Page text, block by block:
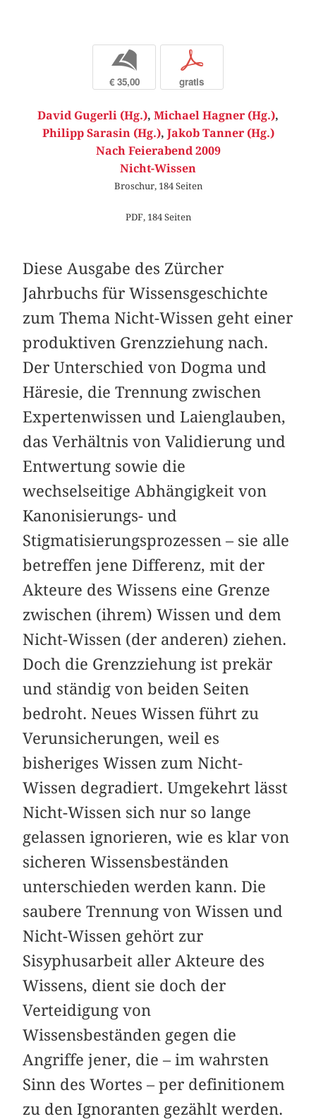
b
€ 35,00
p
gratis
David Gugerli (Hg.), Michael Hagner (Hg.),
Philipp Sarasin (Hg.), Jakob Tanner (Hg.)
Nach Feierabend 2009
Nicht-Wissen
Broschur, 184 Seiten
PDF, 184 Seiten
Diese Ausgabe des Zürcher
Jahrbuchs für Wissensgeschichte
zum Thema Nicht-Wissen geht einer
produktiven Grenzziehung nach.
Der Unterschied von Dogma und
Häresie, die Trennung zwischen
Expertenwissen und Laienglauben,
das Verhältnis von Validierung und
Entwertung sowie die
wechselseitige Abhängigkeit von
Kanonisierungs- und
Stigmatisierungsprozessen – sie alle
betreffen jene Differenz, mit der
Akteure des Wissens eine Grenze
zwischen (ihrem) Wissen und dem
Nicht-Wissen (der anderen) ziehen.
Doch die Grenzziehung ist prekär
und ständig von beiden Seiten
bedroht. Neues Wissen führt zu
Verunsicherungen, weil es
bisheriges Wissen zum Nicht-
Wissen degradiert. Umgekehrt lässt
Nicht-Wissen sich nur so lange
gelassen ignorieren, wie es klar von
sicheren Wissensbeständen
unterschieden werden kann. Die
saubere Trennung von Wissen und
Nicht-Wissen gehört zur
Sisyphusarbeit aller Akteure des
Wissens, dient sie doch der
Verteidigung von
Wissensbeständen gegen die
Angriffe jener, die – im wahrsten
Sinn des Wortes – per definitionem
zu den Ignoranten gezählt werden.